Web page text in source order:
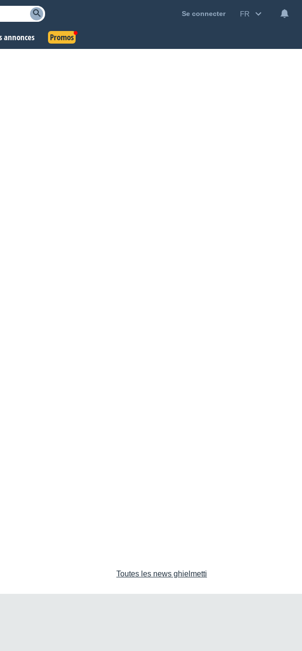
Se connecter FR
annonces Promos
Toutes les news ghielmetti